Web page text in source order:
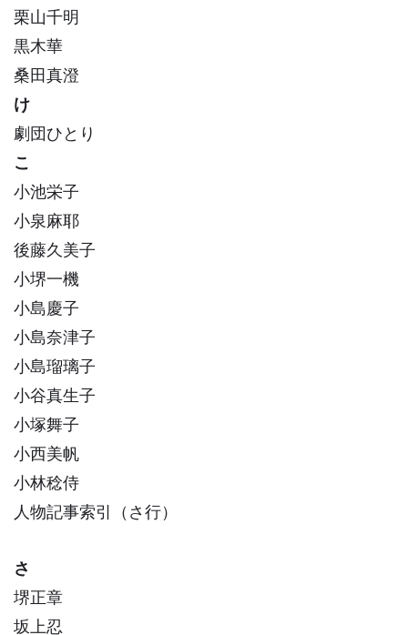
栗山千明
黒木華
桑田真澄
け
劇団ひとり
こ
小池栄子
小泉麻耶
後藤久美子
小堺一機
小島慶子
小島奈津子
小島瑠璃子
小谷真生子
小塚舞子
小西美帆
小林稔侍
人物記事索引（さ行）
さ
堺正章
坂上忍